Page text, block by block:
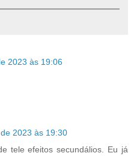
2023 às 19:06
2023 às 19:30
tele efeitos secundálios. Eu já